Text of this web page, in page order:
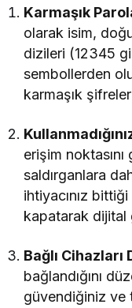
Karmaşık
olarak isim,
dizileri (12345
sembollerden
karmaşık
erişim
saldırganlara
ihtiyacınız
kapatarak dijital
Bağlı
bağlandığını
güvendiğiniz ve